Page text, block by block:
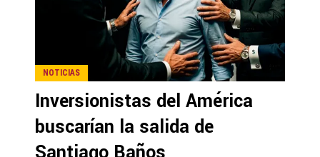
NOTICIAS
Inversionistas del América
buscarían la salida de